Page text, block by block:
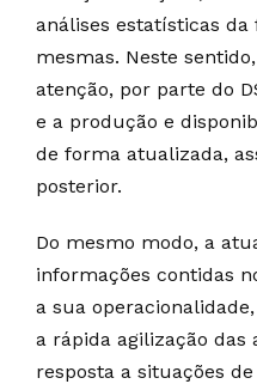
análises estatísticas
mesmas. Neste
atenção, por parte do
e a produção e
de forma atualizada,
posterior.
Do mesmo modo, a
informações contidas
a sua
a rápida agilização das
resposta a situações